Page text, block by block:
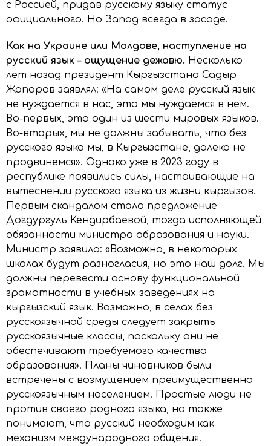
с Россией, придав русскому языку статус
официального. Но Запад всегда в засаде.
Как на Украине или Молдове, наступление на
русский язык – ощущение дежавю. Несколько
лет назад президент Кыргызстана Садыр
Жапаров заявлял: «На самом деле русский язык
не нуждается в нас, это мы нуждаемся в нем.
Во-первых, это один из шести мировых языков.
Во-вторых, мы не должны забывать, что без
русского языка мы, в Кыргызстане, далеко не
продвинемся». Однако уже в 2023 году в
республике появились силы, настаивающие на
вытеснении русского языка из жизни кыргызов.
Первым скандалом стало предложение
Догдургуль Кендирбаевой, тогда исполняющей
обязанности министра образования и науки.
Министр заявила: «Возможно, в некоторых
школах будут разногласия, но это наш долг. Мы
должны перевести основу функциональной
грамотности в учебных заведениях на
кыргызский язык. Возможно, в селах без
русскоязычной среды следует закрыть
русскоязычные классы, поскольку они не
обеспечивают требуемого качества
образования». Планы чиновников были
встречены с возмущением преимущественно
русскоязычным населением. Простые люди не
против своего родного языка, но также
понимают, что русский необходим как
механизм международного общения.